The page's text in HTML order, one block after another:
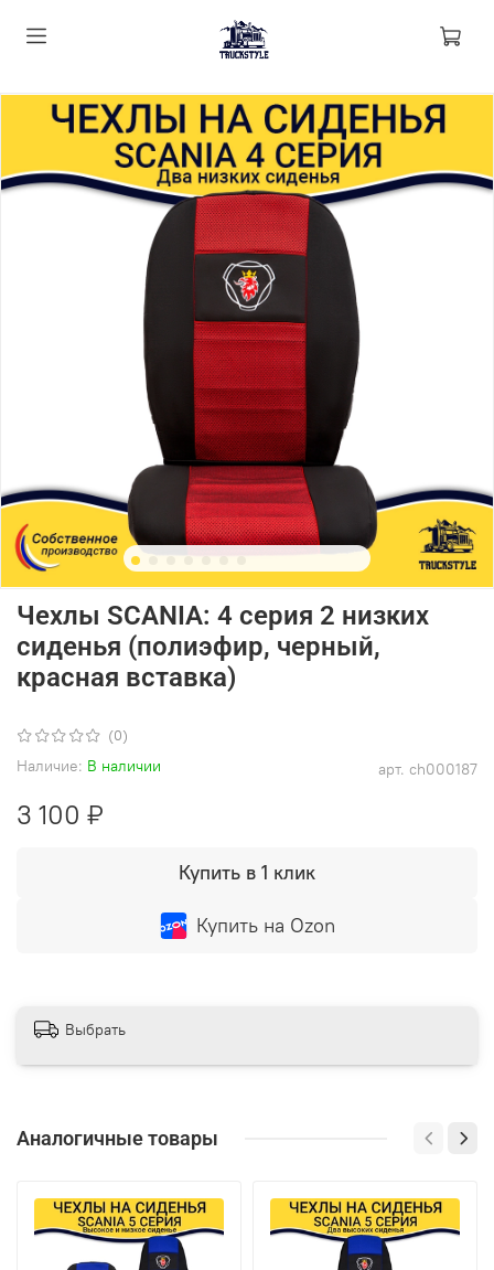
(0)
арт. ch000187
Наличие: В наличии
Чехлы SCANIA: 4 серия 2 низких
сиденья (полиэфир, черный,
красная вставка)
3 100 ₽
Купить в 1 клик
Купить на Ozon
Выбрать
Аналогичные товары